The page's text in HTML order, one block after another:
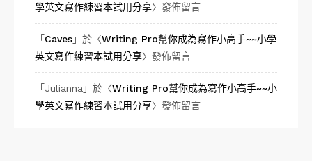
學英文寫作練習本試用分享〉發佈留言
「 Caves」於〈Writing Pro幫你成為寫作小高手~~小學
英文寫作練習本試用分享〉發佈留言
「 Julianna 」於〈Writing Pro幫你成為寫作小高手~~小
學英文寫作練習本試用分享〉發佈留言